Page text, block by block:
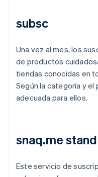
subsc
Una vez al mes, los
de productos
tiendas conocidas en
Según la categoría y el
adecuada para ellos.
snaq.me stand
Este servicio de